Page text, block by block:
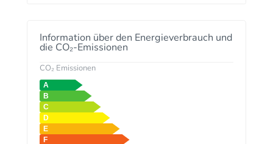
Information über den Energieverbrauch und
die CO₂-Emissionen
CO₂ Emissionen